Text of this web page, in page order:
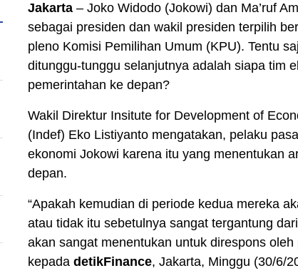
Jakarta – Joko Widodo (Jokowi) dan Ma’ruf
sebagai presiden dan wakil presiden terpilih
pleno Komisi Pemilihan Umum (KPU). Tentu
ditunggu-tunggu selanjutnya adalah siapa tim
pemerintahan ke depan?
Wakil Direktur Insitute for Development of
(Indef) Eko Listiyanto mengatakan, pelaku
ekonomi Jokowi karena itu yang menentukan
depan.
“Apakah kemudian di periode kedua mereka
atau tidak itu sebetulnya sangat tergantung
akan sangat menentukan untuk direspons oleh
kepada detikFinance, Jakarta, Minggu (30/6/